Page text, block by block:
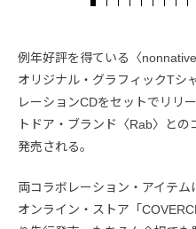
例年好評を得ている〈
オリジナル・グラフィックTシ
レーションCDをセットでリリ
トドア・ブランド〈Rab〉と
発売される。
両コラボレーション・アイテ
オンライン・ストア「